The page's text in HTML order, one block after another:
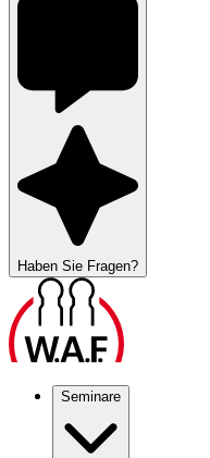
Haben Sie Fragen?
Seminare